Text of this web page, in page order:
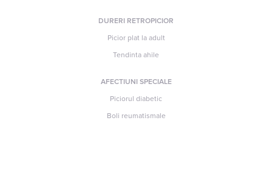
DURERI RETROPICIOR
Picior plat la adult
Tendinta ahile
AFECTIUNI SPECIALE
Piciorul diabetic
Boli reumatismale